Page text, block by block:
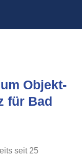
Objekt-
für Bad
seit 25